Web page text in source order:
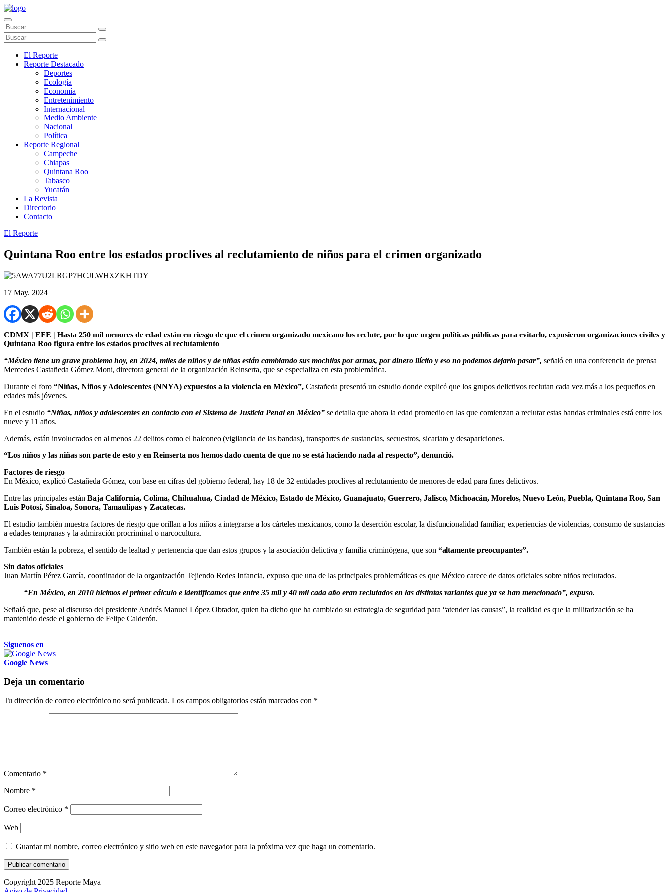
El Reporte
Reporte Destacado
Deportes
Ecología
Economía
Entretenimiento
Internacional
Medio Ambiente
Nacional
Política
Reporte Regional
Campeche
Chiapas
Quintana Roo
Tabasco
Yucatán
La Revista
Directorio
Contacto
El Reporte
Quintana Roo entre los estados proclives al reclutamiento de niños para el crimen organizado
17 May. 2024
CDMX | EFE | Hasta 250 mil menores de edad están en riesgo de que el crimen organizado mexicano los reclute, por lo que urgen políticas públicas para evitarlo, expusieron organizaciones civiles y
Quintana Roo figura entre los estados proclives al reclutamiento
“México tiene un grave problema hoy, en 2024, miles de niños y de niñas están cambiando sus mochilas por armas, por dinero ilícito y eso no podemos dejarlo pasar”, señaló en una conferencia de prensa
Mercedes Castañeda Gómez Mont, directora general de la organización Reinserta, que se especializa en esta problemática.
Durante el foro “Niñas, Niños y Adolescentes (NNYA) expuestos a la violencia en México”, Castañeda presentó un estudio donde explicó que los grupos delictivos reclutan cada vez más a los pequeños en
edades más jóvenes.
En el estudio “Niñas, niños y adolescentes en contacto con el Sistema de Justicia Penal en México” se detalla que ahora la edad promedio en las que comienzan a reclutar estas bandas criminales está entre los
nueve y 11 años.
Además, están involucrados en al menos 22 delitos como el halconeo (vigilancia de las bandas), transportes de sustancias, secuestros, sicariato y desapariciones.
“Los niños y las niñas son parte de esto y en Reinserta nos hemos dado cuenta de que no se está haciendo nada al respecto”, denunció.
Factores de riesgo
En México, explicó Castañeda Gómez, con base en cifras del gobierno federal, hay 18 de 32 entidades proclives al reclutamiento de menores de edad para fines delictivos.
Entre las principales están Baja California, Colima, Chihuahua, Ciudad de México, Estado de México, Guanajuato, Guerrero, Jalisco, Michoacán, Morelos, Nuevo León, Puebla, Quintana Roo, San
Luis Potosí, Sinaloa, Sonora, Tamaulipas y Zacatecas.
El estudio también muestra factores de riesgo que orillan a los niños a integrarse a los cárteles mexicanos, como la deserción escolar, la disfuncionalidad familiar, experiencias de violencias, consumo de sustancias
a edades tempranas y la admiración procriminal o narcocultura.
También están la pobreza, el sentido de lealtad y pertenencia que dan estos grupos y la asociación delictiva y familia criminógena, que son “altamente preocupantes”.
Sin datos oficiales
Juan Martín Pérez García, coordinador de la organización Tejiendo Redes Infancia, expuso que una de las principales problemáticas es que México carece de datos oficiales sobre niños reclutados.
“En México, en 2010 hicimos el primer cálculo e identificamos que entre 35 mil y 40 mil cada año eran reclutados en las distintas variantes que ya se han mencionado”, expuso.
Señaló que, pese al discurso del presidente Andrés Manuel López Obrador, quien ha dicho que ha cambiado su estrategia de seguridad para “atender las causas”, la realidad es que la militarización se ha
mantenido desde el gobierno de Felipe Calderón.
Siguenos en
Google News
Deja un comentario
Tu dirección de correo electrónico no será publicada. Los campos obligatorios están marcados con *
Comentario *
Nombre *
Correo electrónico *
Web
Guardar mi nombre, correo electrónico y sitio web en este navegador para la próxima vez que haga un comentario.
Copyright 2025 Reporte Maya